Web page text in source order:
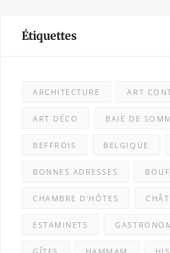
Étiquettes
ARCHITECTURE ART
ART DÉCO BAIE DE
BEFFROIS BELGIQUE
BONNES ADRESSES
CHAMBRE D'HÔTES
ESTAMINETS